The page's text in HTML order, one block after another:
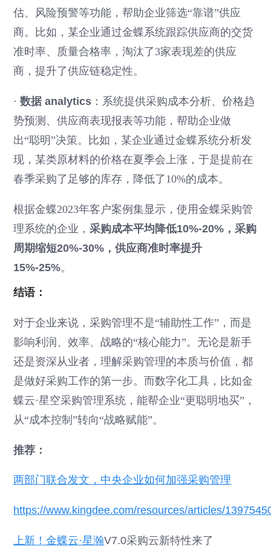
估、风险预警等功能，帮助企业筛选“靠谱”供应
商。比如，某企业通过金蝶系统跟踪供应商的交货
准时率、质量合格率，淘汰了3家表现差的供应
商，提升了供应链稳定性。
·数据 analytics ：系统提供采购成本分析、价格趋
势预测、供应商表现报表等功能，帮助企业做
出“聪明”决策。比如，某企业通过金蝶系统分析发
现，某类原材料的价格在夏季会上涨，于是提前在
春季采购了足够的库存，降低了10%的成本。
根据金蝶2023年客户案例集显示，使用金蝶采购管
理系统的企业，采购成本平均降低10%-20%，采购
周期缩短20%-30%，供应商准时率提升
15%-25%。
结语：
对于企业来说，采购管理不是“辅助性工作”，而是
影响利润、效率、战略的“核心能力”。无论是新手
还是资深从业者，理解采购管理的本质与价值，都
是做好采购工作的第一步。而数字化工具，比如金
蝶云·星空采购管理系统，能帮企业“更聪明地买”，
从“成本控制”转向“战略赋能”。
推荐：
两部门联合发文，中央企业如何加强采购管理
https://www.kingdee.com/resources/articles/
上新！金蝶云·星瀚V7.0采购云新特性来了